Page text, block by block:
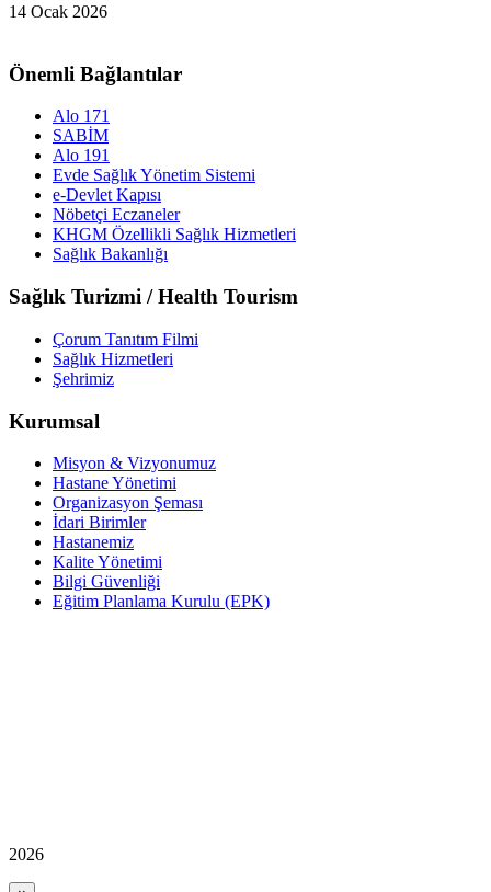
14 Ocak 2026
Önemli Bağlantılar
Alo 171
SABİM
Alo 191
Evde Sağlık Yönetim Sistemi
e-Devlet Kapısı
Nöbetçi Eczaneler
KHGM Özellikli Sağlık Hizmetleri
Sağlık Bakanlığı
Sağlık Turizmi / Health Tourism
Çorum Tanıtım Filmi
Sağlık Hizmetleri
Şehrimiz
Kurumsal
Misyon & Vizyonumuz
Hastane Yönetimi
Organizasyon Şeması
İdari Birimler
Hastanemiz
Kalite Yönetimi
Bilgi Güvenliği
Eğitim Planlama Kurulu (EPK)
2026